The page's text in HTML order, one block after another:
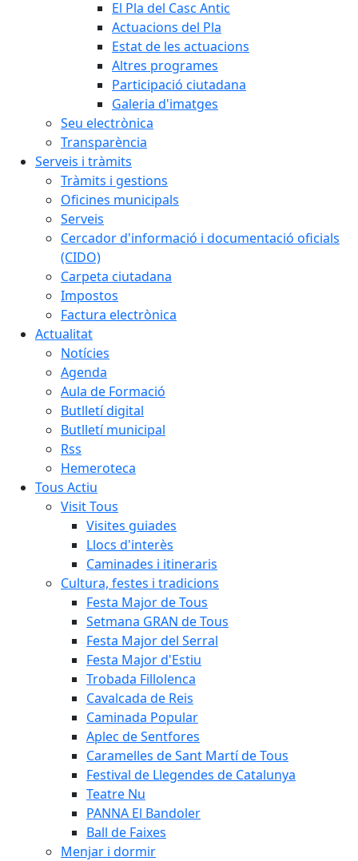
El Pla del Casc Antic
Actuacions del Pla
Estat de les actuacions
Altres programes
Participació ciutadana
Galeria d'imatges
Seu electrònica
Transparència
Serveis i tràmits
Tràmits i gestions
Oficines municipals
Serveis
Cercador d'informació i documentació oficials
(CIDO)
Carpeta ciutadana
Impostos
Factura electrònica
Actualitat
Notícies
Agenda
Aula de Formació
Butlletí digital
Butlletí municipal
Rss
Hemeroteca
Tous Actiu
Visit Tous
Visites guiades
Llocs d'interès
Caminades i itineraris
Cultura, festes i tradicions
Festa Major de Tous
Setmana GRAN de Tous
Festa Major del Serral
Festa Major d'Estiu
Trobada Fillolenca
Cavalcada de Reis
Caminada Popular
Aplec de Sentfores
Caramelles de Sant Martí de Tous
Festival de Llegendes de Catalunya
Teatre Nu
PANNA El Bandoler
Ball de Faixes
Menjar i dormir